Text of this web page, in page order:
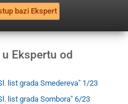
bazi Ekspert
Ekspertu od
list grada Smedereva" 1/23
list grada Sombora" 6/23